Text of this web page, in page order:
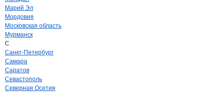
Марий Эл
Мордовия
Московская область
Мурманск
С
Санкт-Петербург
Самара
Саратов
Севастополь
Северная Осетия